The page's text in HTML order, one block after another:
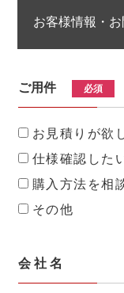
お客様情報・
ご用件 必須
お見積りが欲
仕様確認した
購入方法を相
その他
会 社 名